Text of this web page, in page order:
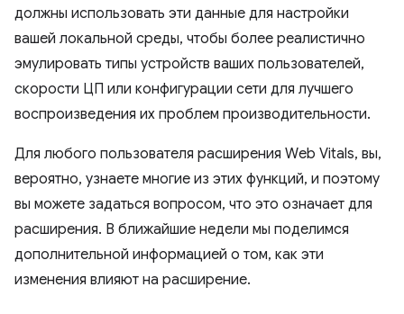
должны использовать эти данные для настройки
вашей локальной среды, чтобы более реалистично
эмулировать типы устройств ваших пользователей,
скорости ЦП или конфигурации сети для лучшего
воспроизведения их проблем производительности.
Для любого пользователя расширения Web Vitals, вы,
вероятно, узнаете многие из этих функций, и поэтому
вы можете задаться вопросом, что это означает для
расширения. В ближайшие недели мы поделимся
дополнительной информацией о том, как эти
изменения влияют на расширение.